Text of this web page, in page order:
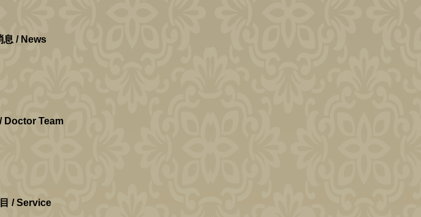
息 / News
Doctor Team
/ Service